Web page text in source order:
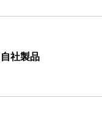
自社製品